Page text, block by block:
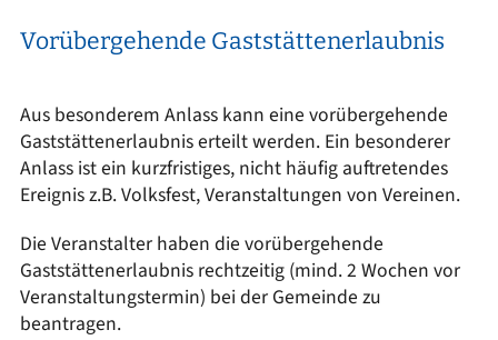
Vorübergehende Gaststättenerlaubnis
Aus besonderem Anlass kann eine vorübergehende
Gaststättenerlaubnis erteilt werden. Ein besonderer
Anlass ist ein kurzfristiges, nicht häufig auftretendes
Ereignis z.B. Volksfest, Veranstaltungen von Vereinen.
Die Veranstalter haben die vorübergehende
Gaststättenerlaubnis rechtzeitig (mind. 2 Wochen vor
Veranstaltungstermin) bei der Gemeinde zu
beantragen.